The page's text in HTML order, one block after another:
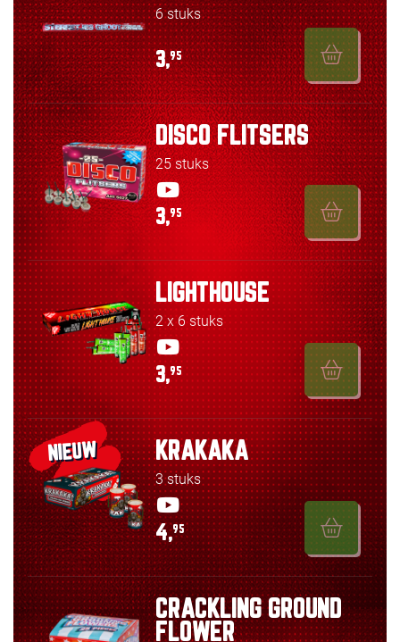
6 stuks
3,95
DISCO FLITSERS
25 stuks
3,95
LIGHTHOUSE
2 x 6 stuks
3,95
NIEUW KRAKAKA
3 stuks
4,95
CRACKLING GROUND
FLOWER